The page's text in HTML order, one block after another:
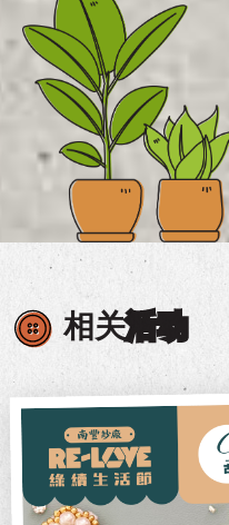
相关活动